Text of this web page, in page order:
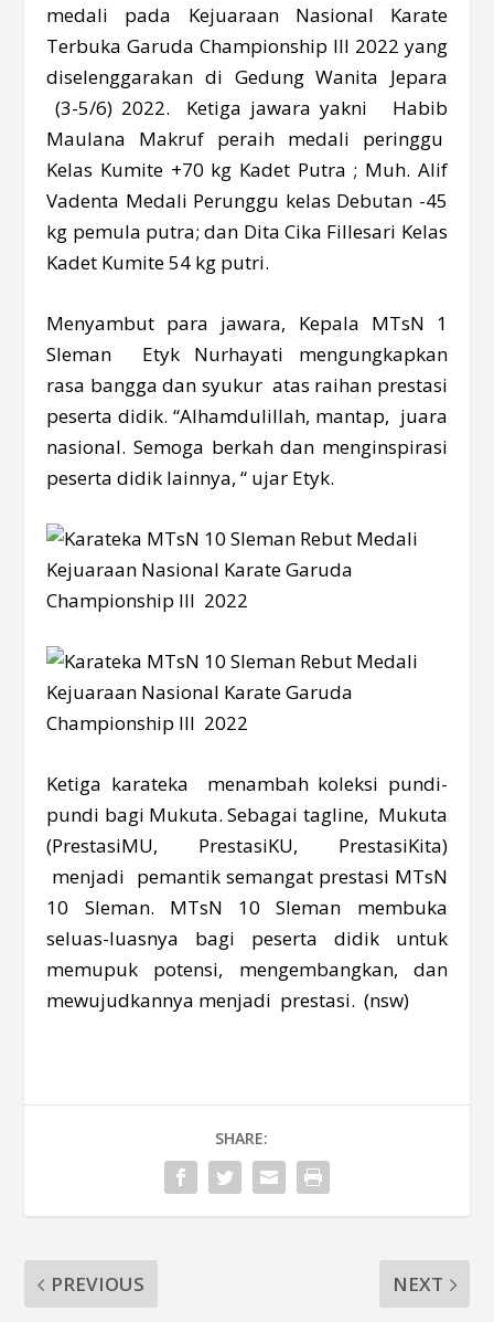
medali pada Kejuaraan Nasional Karate
Terbuka Garuda Championship III 2022 yang
diselenggarakan di Gedung Wanita Jepara
(3-5/6) 2022. Ketiga jawara yakni Habib
Maulana Makruf peraih medali peringgu
Kelas Kumite +70 kg Kadet Putra ; Muh. Alif
Vadenta Medali Perunggu kelas Debutan -45
kg pemula putra; dan Dita Cika Fillesari Kelas
Kadet Kumite 54 kg putri.
Menyambut para jawara, Kepala MTsN 1
Sleman Etyk Nurhayati mengungkapkan
rasa bangga dan syukur atas raihan prestasi
peserta didik. “Alhamdulillah, mantap, juara
nasional. Semoga berkah dan menginspirasi
peserta didik lainnya, “ ujar Etyk.
Ketiga karateka menambah koleksi pundi-
pundi bagi Mukuta. Sebagai tagline, Mukuta
(PrestasiMU, PrestasiKU, PrestasiKita)
menjadi pemantik semangat prestasi MTsN
10 Sleman. MTsN 10 Sleman membuka
seluas-luasnya bagi peserta didik untuk
memupuk potensi, mengembangkan, dan
mewujudkannya menjadi prestasi. (nsw)
SHARE:
PREVIOUS NEXT